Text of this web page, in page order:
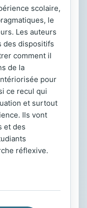
scolaire,
le
Les auteurs
des dispositifs
comment il
de la
pour
ce recul qui
et surtout
Ils vont
et des
réflexive.